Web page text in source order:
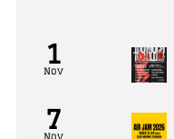
1
Nov
7
Nov